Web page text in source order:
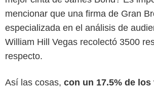
mencionar que una firma de Gran
especializada en el análisis de
William Hill Vegas recolectó 3500
respecto.
Así las cosas, con un 17.5% de